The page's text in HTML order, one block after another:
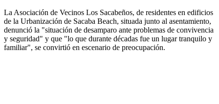
La Asociación de Vecinos Los Sacabeños, de residentes en edificios
de la Urbanización de Sacaba Beach, situada junto al asentamiento,
denunció la "situación de desamparo ante problemas de convivencia
y seguridad" y que "lo que durante décadas fue un lugar tranquilo y
familiar", se convirtió en escenario de preocupación.